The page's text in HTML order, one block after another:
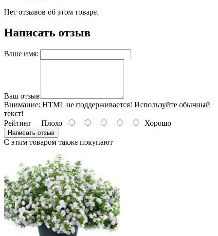
Нет отзывов об этом товаре.
Написать отзыв
Ваше имя:
Ваш отзыв
Внимание: HTML не поддерживается! Используйте обычный
текст!
Рейтинг Плохо Хорошо
Написать отзыв
С этим товаром также покупают